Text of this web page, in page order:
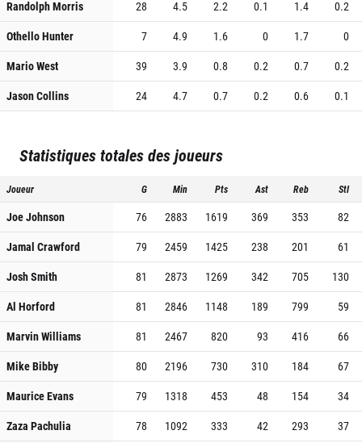
Randolph Morris
28 4.5 2.2 0.1 1.4
0.2
Othello Hunter
7 4.9 1.6 0 1.7
0
Mario West
39 3.9 0.8 0.2 0.7
0.2
Jason Collins
24 4.7 0.7 0.2 0.6 0.1
Statistiques totales des joueurs
Joueur G Min Pts Ast Reb Stl
Joe Johnson 76 2883 1619 369 353
82
Jamal Crawford
79 2459 1425 238 201
61
Josh Smith
81 2873 1269 342 705
130
Al Horford
81 2846 1148 189 799
59
Marvin Williams
81 2467 820 93 416
66
Mike Bibby
80 2196 730 310 184
67
Maurice Evans
79 1318 453 48 154
34
Zaza Pachulia
78 1092 333 42 293
37